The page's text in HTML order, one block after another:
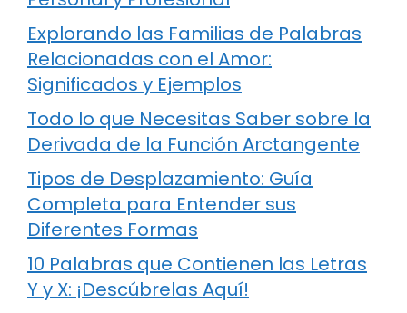
Explorando las Familias de Palabras
Relacionadas con el Amor:
Significados y Ejemplos
Todo lo que Necesitas Saber sobre la
Derivada de la Función Arctangente
Tipos de Desplazamiento: Guía
Completa para Entender sus
Diferentes Formas
10 Palabras que Contienen las Letras
Y y X: ¡Descúbrelas Aquí!